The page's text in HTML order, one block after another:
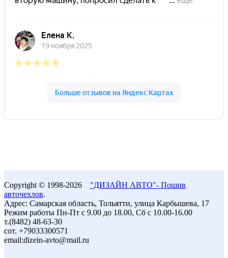
Copyright © 1998-2026 "ДИЗАЙН АВТО"- Пошив
авточехлов.
Адрес: Самарская область, Тольятти, улица Карбышева, 17
Режим работы Пн-Пт с 9.00 до 18.00, Сб с 10.00-16.00
т.(8482) 48-63-30
сот. +79033300571
email:dizein-avto@mail.ru